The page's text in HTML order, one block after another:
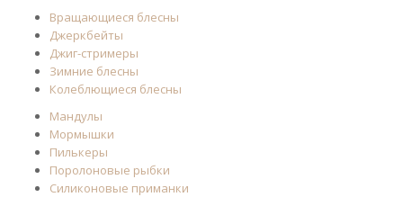
Вращающиеся блесны
Джеркбейты
Джиг-стримеры
Зимние блесны
Колеблющиеся блесны
Мандулы
Мормышки
Пилькеры
Поролоновые рыбки
Силиконовые приманки